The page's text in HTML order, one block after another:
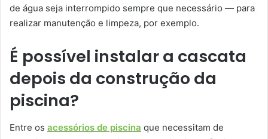
de água seja interrompido sempre que necessário — para
realizar manutenção e limpeza, por exemplo.
É possível instalar a cascata
depois da construção da
piscina?
Entre os acessórios de piscina que necessitam de